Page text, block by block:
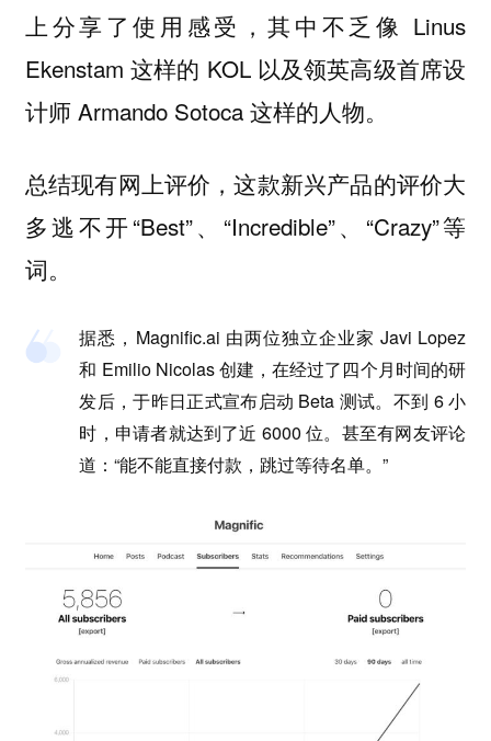
上分享了使用感受，其中不乏像 Linus
Ekenstam 这样的 KOL 以及领英高级首席设
计师 Armando Sotoca 这样的人物。
总结现有网上评价，这款新兴产品的评价大
多逃不开“Best”、“Incredible”、“Crazy”等
词。
据悉，Magnific.ai 由两位独立企业家 Javi Lopez
和 Emilio Nicolas 创建，在经过了四个月时间的研
发后，于昨日正式宣布启动 Beta 测试。不到 6 小
时，申请者就达到了近 6000 位。甚至有网友评论
道：“能不能直接付款，跳过等待名单。”